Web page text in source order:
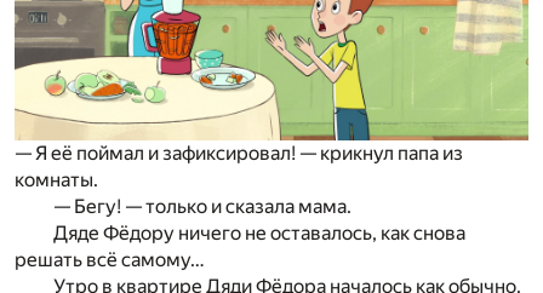
— Я её поймал и зафиксировал! — крикнул папа из
комнаты.
— Бегу! — только и сказала мама.
Дяде Фёдору ничего не оставалось, как снова
решать всё самому…
Утро в квартире Дяди Фёдора началось как обычно.